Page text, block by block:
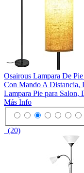
Osairous Lampara De
Con Mando A Distancia,
Lampara Pie para
Más Info
(20)